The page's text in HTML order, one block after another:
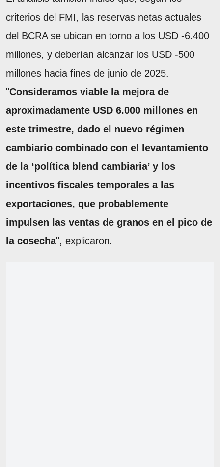
criterios del FMI, las reservas netas actuales
del BCRA se ubican en torno a los USD -6.400
millones, y deberían alcanzar los USD -500
millones hacia fines de junio de 2025.
"Consideramos viable la mejora de
aproximadamente USD 6.000 millones en
este trimestre, dado el nuevo régimen
cambiario combinado con el levantamiento
de la ‘política blend cambiaria’ y los
incentivos fiscales temporales a las
exportaciones, que probablemente
impulsen las ventas de granos en el pico de
la cosecha", explicaron.